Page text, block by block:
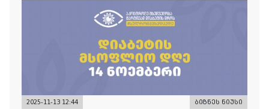
2025-11-13 12:44 ბიზნეს ნიუსი